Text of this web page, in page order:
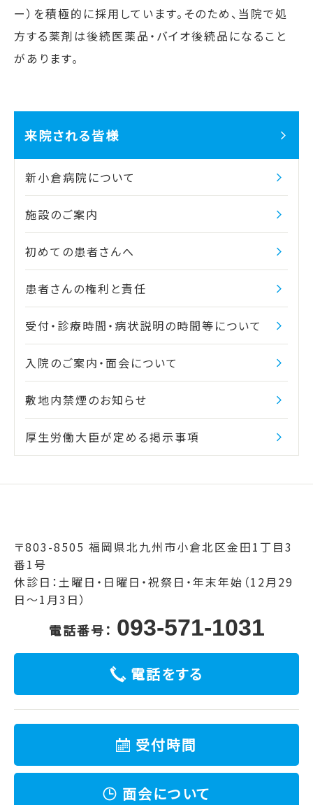
ー）を積極的に採用しています。そのため、当院で処
方する薬剤は後続医薬品・バイオ後続品になること
があります。
来院される皆様
新小倉病院について
施設のご案内
初めての患者さんへ
患者さんの権利と責任
受付・診療時間・病状説明の時間等について
入院のご案内・面会について
敷地内禁煙のお知らせ
厚生労働大臣が定める掲示事項
〒803-8505 福岡県北九州市小倉北区金田1丁目3
番1号
休診日：土曜日・日曜日・祝祭日・年末年始（12月29
日～1月3日）
電話番号： 093-571-1031
電話をする
受付時間
面会について